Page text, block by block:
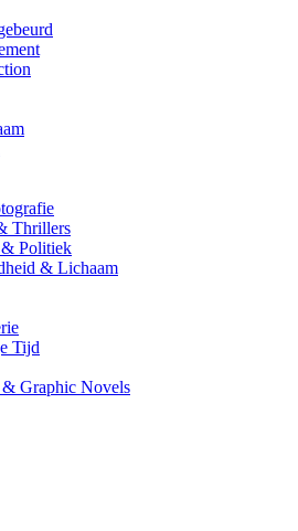
Thrillers
& Politiek
& Lichaam
Tijd
Graphic Novels